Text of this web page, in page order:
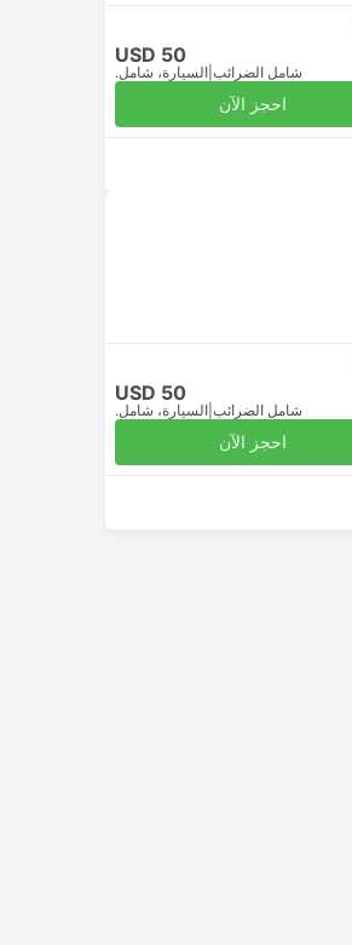
USD 50
شامل الضرائب السيارة، شامل.
احجز الآن
USD 50
شامل الضرائب السيارة، شامل.
احجز الآن